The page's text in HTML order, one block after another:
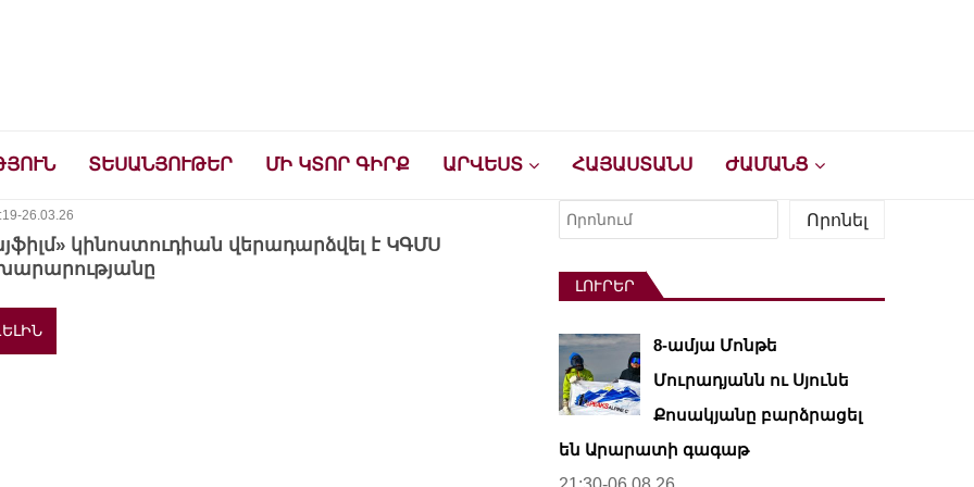
ՏԵՍԱՆՅՈՒԹԵՐ ՄԻ ԿՏՈՐ ԳԻՐՔ ԱՐՎԵՍՏ ՀԱՅԱՍՏԱՆՍ ԺԱՄԱՆՑ
26.03.26
կինոստուդիան վերադարձվել է ԿԳՄՍ
Որոնել
Որոնել
ԼՈՒՐԵՐ
8-ամյա Մոնթե
Մուրադյանն ու Սյունե
Քոսակյանը բարձրացել
են Արարատի գագաթ